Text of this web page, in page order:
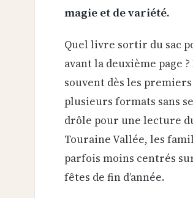
magie et de variété.
Quel livre sortir du sac
avant la deuxième page
souvent dès les
plusieurs formats sans
drôle pour une lecture
Touraine Vallée, les
parfois moins centrés
fêtes de fin d’année.